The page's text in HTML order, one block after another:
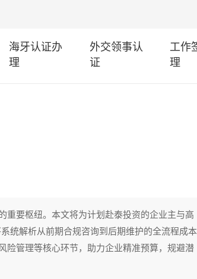
海牙认证办
理
外交领事认
证
工作
理
重要枢纽。本文将为计划赴泰投资的企业主与高
统解析从前期合规咨询到后期维护的全流程成本
险管理等核心环节，助力企业精准预算，规避潜